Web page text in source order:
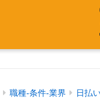
職種-条件-業界 日払